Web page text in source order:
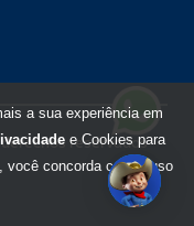
reservados
a sua experiência em
e Cookies para
você concorda com o uso